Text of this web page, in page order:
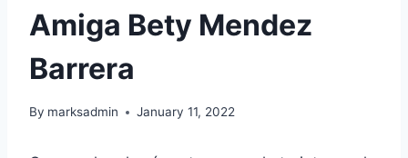
Amiga Bety Mendez
Barrera
By marksadmin January 11, 2022